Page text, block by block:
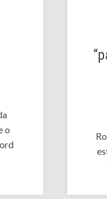
o